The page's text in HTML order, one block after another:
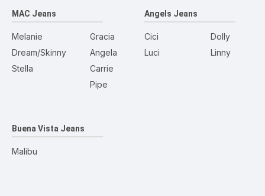
MAC Jeans
Melanie
Dream/Skinny
Stella
Gracia
Angela
Carrie
Pipe
Angels Jeans
Cici
Luci
Dolly
Linny
Buena Vista Jeans
Malibu